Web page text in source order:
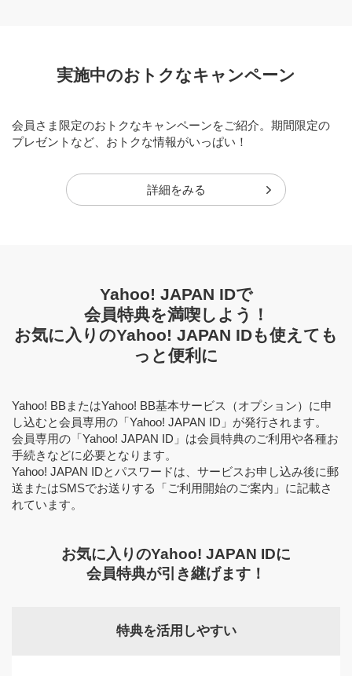
実施中のおトクなキャンペーン
会員さま限定のおトクなキャンペーンをご紹介。期間限定の
プレゼントなど、おトクな情報がいっぱい！
詳細をみる
Yahoo! JAPAN IDで
会員特典を満喫しよう！
お気に入りのYahoo! JAPAN IDも使えても
っと便利に
Yahoo! BBまたはYahoo! BB基本サービス（オプション）に申
し込むと会員専用の「Yahoo! JAPAN ID」が発行されます。
会員専用の「Yahoo! JAPAN ID」は会員特典のご利用や各種お
手続きなどに必要となります。
Yahoo! JAPAN IDとパスワードは、サービスお申し込み後に郵
送またはSMSでお送りする「ご利用開始のご案内」に記載さ
れています。
お気に入りのYahoo! JAPAN IDに
会員特典が引き継げます！
特典を活用しやすい